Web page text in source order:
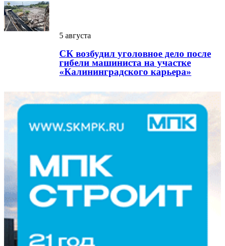
5 августа
СК возбудил уголовное дело после
гибели машиниста на участке
«Калининградского карьера»